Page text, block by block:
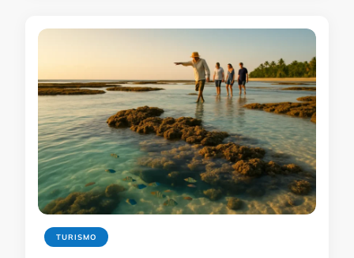
TURISMO